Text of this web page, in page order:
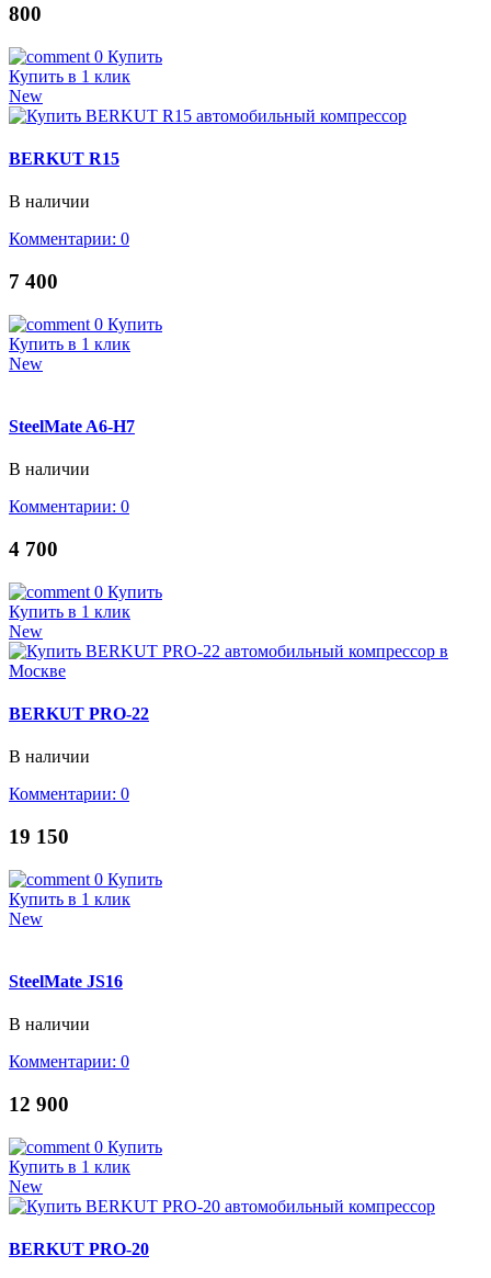
800
0 Купить
Купить в 1 клик
New
BERKUT R15
В наличии
Комментарии: 0
7 400
0 Купить
Купить в 1 клик
New
SteelMate A6-H7
В наличии
Комментарии: 0
4 700
0 Купить
Купить в 1 клик
New
BERKUT PRO-22
В наличии
Комментарии: 0
19 150
0 Купить
Купить в 1 клик
New
SteelMate JS16
В наличии
Комментарии: 0
12 900
0 Купить
Купить в 1 клик
New
BERKUT PRO-20